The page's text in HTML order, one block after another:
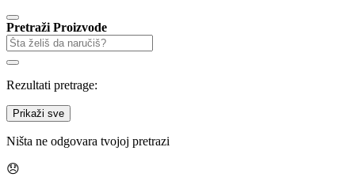
Pretraži Proizvode
Rezultati pretrage:
Prikaži sve
Ništa ne odgovara tvojoj pretrazi
😞